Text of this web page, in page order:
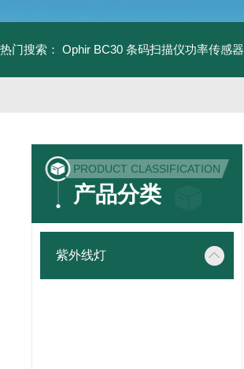
热门搜索： Ophir BC30 条码扫描仪功率传感器
PRODUCT CLASSIFICATION
产品分类
紫外线灯